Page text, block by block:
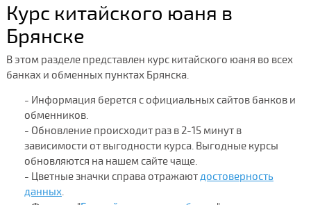
Выберите
действие: Продать Купить
Поиск
Курс китайского юаня в
Брянске
В этом разделе представлен курс китайского юаня во всех
банках и обменных пунктах Брянска.
- Информация берется с официальных сайтов банков и
обменников.
- Обновление происходит раз в 2-15 минут в
зависимости от выгодности курса. Выгодные курсы
обновляются на нашем сайте чаще.
- Цветные значки справа отражаютдостоверность
данных.